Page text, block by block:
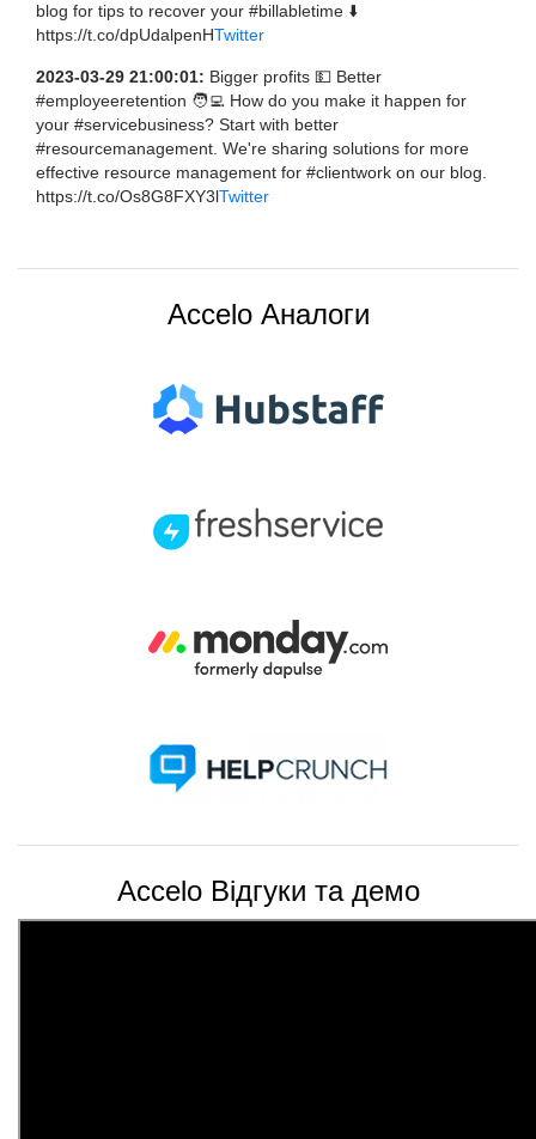
blog for tips to recover your #billabletime ⬇️
https://t.co/dpUdalpenHTwitter
2023-03-29 21:00:01: Bigger profits 💵 Better
#employeeretention 🧑‍💻 How do you make it happen for
your #servicebusiness? Start with better
#resourcemanagement. We're sharing solutions for more
effective resource management for #clientwork on our blog.
https://t.co/Os8G8FXY3lTwitter
Accelo Аналоги
Accelo Відгуки та демо